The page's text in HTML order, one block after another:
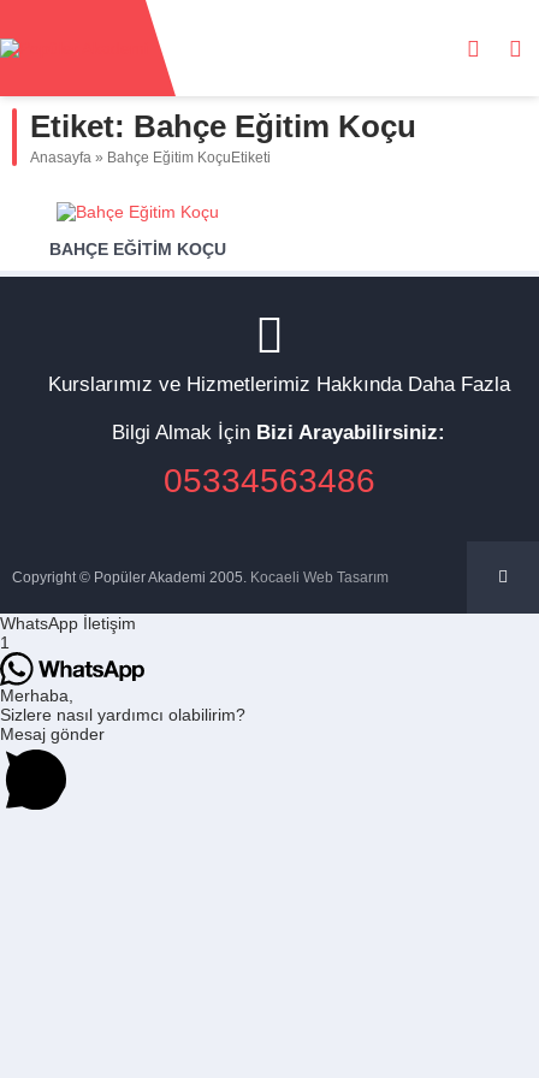
Etiket: Bahçe Eğitim Koçu
Anasayfa » Bahçe Eğitim KoçuEtiketi
BAHÇE EĞITIM KOÇU
Kurslarımız ve Hizmetlerimiz Hakkında Daha Fazla
Bilgi Almak İçin Bizi Arayabilirsiniz:
05334563486
Copyright © Popüler Akademi 2005. Kocaeli Web Tasarım
WhatsApp İletişim
1
Merhaba,
Sizlere nasıl yardımcı olabilirim?
Mesaj gönder